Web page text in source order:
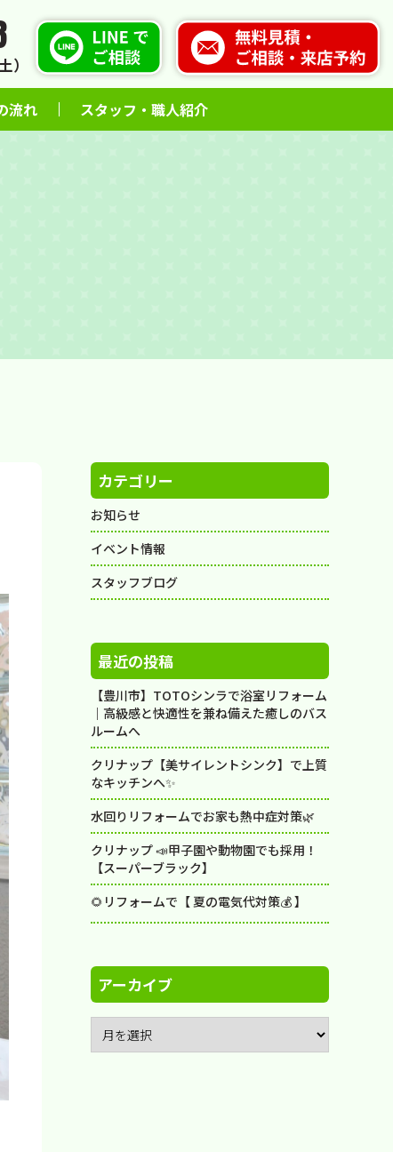
）
流れ スタッフ・職人紹介
カテゴリー
お知らせ
イベント情報
スタッフブログ
最近の投稿
【豊川市】TOTOシンラで浴室リフォーム
｜高級感と快適性を兼ね備えた癒しのバス
ルームへ
クリナップ【美サイレントシンク】で上質
なキッチンへ✨
水回りリフォームでお家も熱中症対策🌿
クリナップ 📣甲子園や動物園でも採用！
【スーパーブラック】
🌻リフォームで【 夏の電気代対策💰 】
アーカイブ